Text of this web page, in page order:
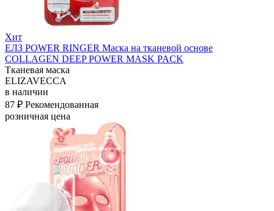
Хит
ЕЛЗ POWER RINGER Маска на тканевой основе
COLLAGEN DEEP POWER MASK PACK
Тканевая маска
ELIZAVECCA
в наличии
87 ₽ Рекомендованная
розничная цена